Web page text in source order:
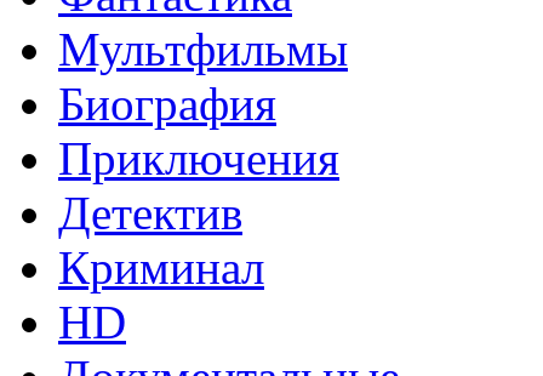
Мультфильмы
Биография
Приключения
Детектив
Криминал
HD